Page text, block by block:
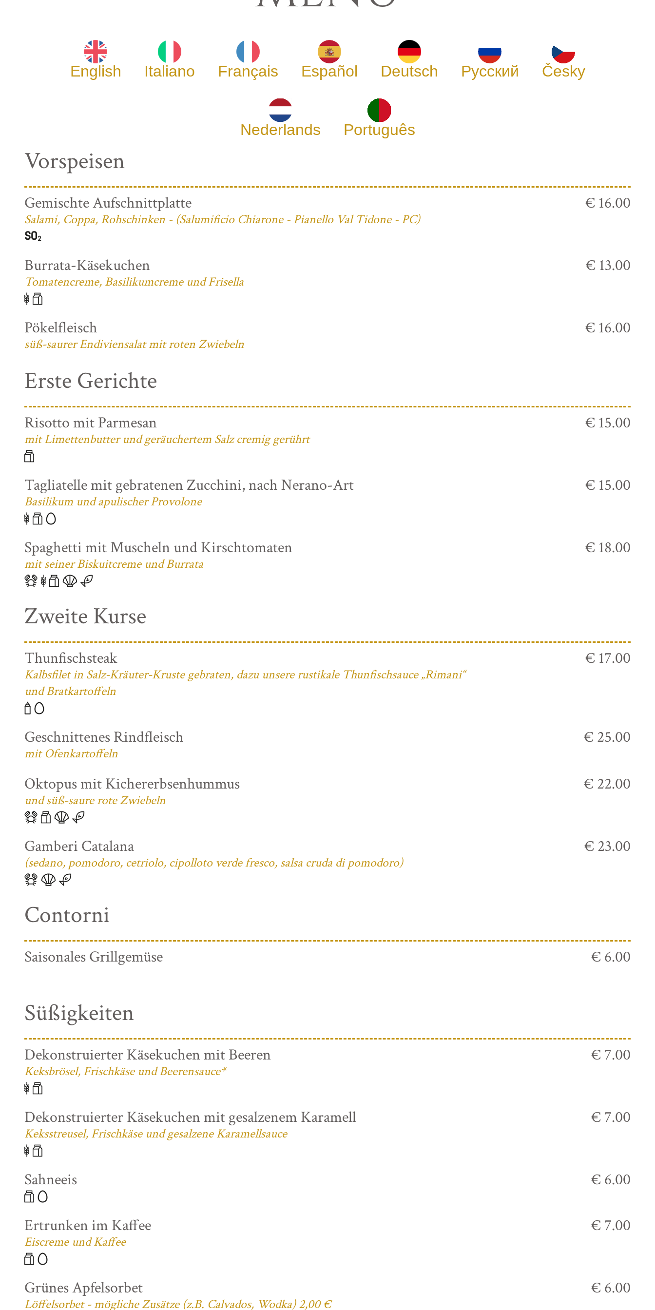
English Italiano Français Español Deutsch Русский Česky
Nederlands Português
Vorspeisen
Gemischte Aufschnittplatte
Salami, Coppa, Rohschinken - (Salumificio Chiarone - Pianello Val Tidone - PC)
€ 16.00
Burrata-Käsekuchen
Tomatencreme, Basilikumcreme und Frisella
€ 13.00
Pökelfleisch
süß-saurer Endiviensalat mit roten Zwiebeln
€ 16.00
Erste Gerichte
Risotto mit Parmesan
mit Limettenbutter und geräuchertem Salz cremig gerührt
€ 15.00
Tagliatelle mit gebratenen Zucchini, nach Nerano-Art
Basilikum und apulischer Provolone
€ 15.00
Spaghetti mit Muscheln und Kirschtomaten
mit seiner Biskuitcreme und Burrata
€ 18.00
Zweite Kurse
Thunfischsteak
Kalbsfilet in Salz-Kräuter-Kruste gebraten, dazu unsere rustikale Thunfischsauce „Rimani“
und Bratkartoffeln
€ 17.00
Geschnittenes Rindfleisch
mit Ofenkartoffeln
€ 25.00
Oktopus mit Kichererbsenhummus
und süß-saure rote Zwiebeln
€ 22.00
Gamberi Catalana
(sedano, pomodoro, cetriolo, cipolloto verde fresco, salsa cruda di pomodoro)
€ 23.00
Contorni
Saisonales Grillgemüse € 6.00
Süßigkeiten
Dekonstruierter Käsekuchen mit Beeren
Keksbrösel, Frischkäse und Beerensauce*
€ 7.00
Dekonstruierter Käsekuchen mit gesalzenem Karamell
Keksstreusel, Frischkäse und gesalzene Karamellsauce
€ 7.00
Sahneeis € 6.00
Ertrunken im Kaffee
Eiscreme und Kaffee
€ 7.00
Grünes Apfelsorbet
Löffelsorbet - mögliche Zusätze (z.B. Calvados, Wodka) 2,00 €
€ 6.00